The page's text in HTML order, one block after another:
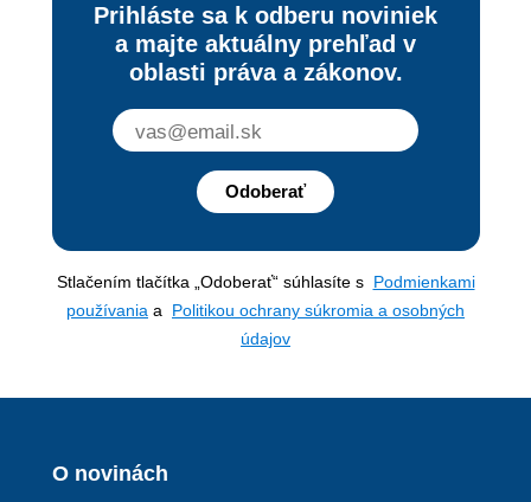
Prihláste sa k odberu noviniek
a majte aktuálny prehľad v
oblasti práva a zákonov.
Odoberať
Stlačením tlačítka „Odoberať“ súhlasíte s Podmienkami
používania a Politikou ochrany súkromia a osobných
údajov
O novinách